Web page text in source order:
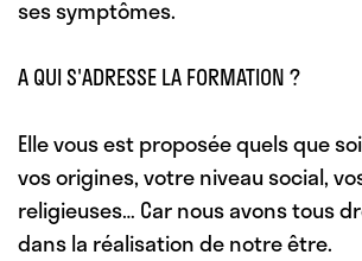
ses symptômes.
A QUI S'ADRESSE LA FORMATION ?
Elle vous est proposée quels que
vos origines, votre niveau social,
religieuses… Car nous avons tous
dans la réalisation de notre être.